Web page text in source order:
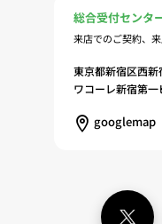
総合受付センタ
来店でのご契約、
東京都新宿区西
ワコーレ新宿第
googlemap